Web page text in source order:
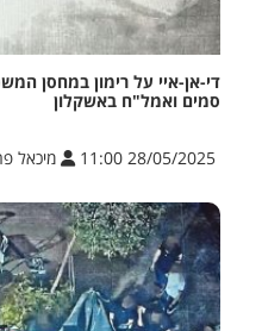
די-אן-איי על רימון במחסן
סמים ואמל"ח באשקלון
28/05/2025 11:00 מיכאל